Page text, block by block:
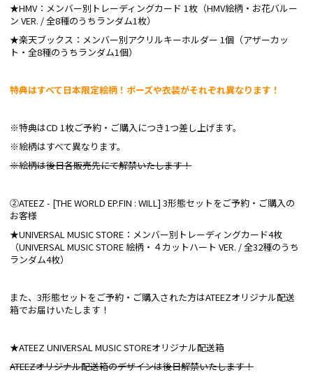
★HMV：メンバー別トレーディングカード 1枚（HMV絵柄・お花バルー
ン VER. / 全8種のうちランダム1枚）
★楽天ブックス：メンバー別アクリルキーホルダー 1個（アザーカッ
ト・全8種のうちランダム1個）
特典はすべて日本限定絵柄！ポーズや衣装がそれぞれ異なります！
※特典はCD 1枚ご予約・ご購入につき1つ差し上げます。
※絵柄はすべて異なります。
※絵柄は後日各販売先にて解禁いたします！
②ATEEZ - [THE WORLD EP.FIN : WILL] 3形態セットをご予約・ご購入の
お客様
★UNIVERSAL MUSIC STORE：メンバー別トレーディングカード4枚
（UNIVERSAL MUSIC STORE 絵柄・４カットハート VER. / 全32種のうち
ランダム4枚）
また、3形態セットをご予約・ご購入された方はATEEZオリジナル配送
箱でお届けいたします！
★ATEEZ UNIVERSAL MUSIC STOREオリジナル配送箱
ATEEZオリジナル配送箱のデザインは後日解禁いたします！